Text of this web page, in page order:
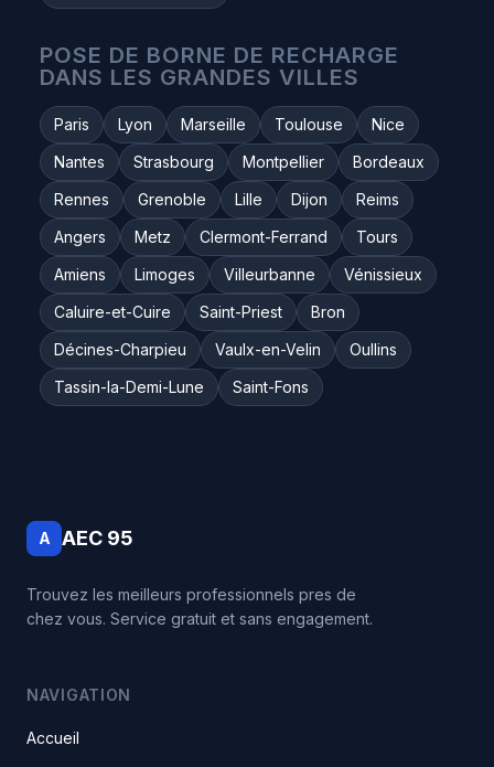
POSE DE BORNE DE RECHARGE
DANS LES GRANDES VILLES
Paris Lyon Marseille Toulouse
Nice
Nantes
Strasbourg Montpellier
Bordeaux
Rennes
Grenoble Lille Dijon
Reims
Angers
Metz Clermont-Ferrand
Tours
Amiens
Limoges Villeurbanne
Vénissieux
Caluire-et-Cuire
Saint-Priest
Bron
Décines-Charpieu
Vaulx-en-Velin
Oullins
Tassin-la-Demi-Lune
Saint-Fons
A AEC 95
Trouvez les meilleurs professionnels pres de
chez vous. Service gratuit et sans engagement.
NAVIGATION
Accueil